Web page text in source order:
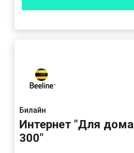
Билайн
Интернет "Для дома
300"